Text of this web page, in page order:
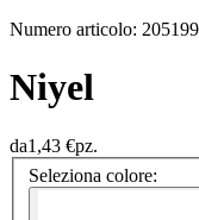
Numero articolo: 205199
Niyel
da1,43 €pz.
Seleziona colore: